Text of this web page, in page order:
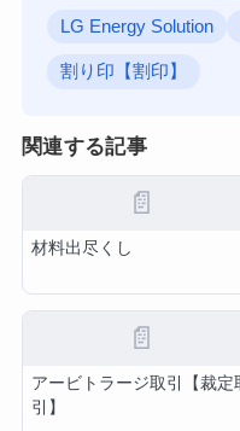
LG Energy Solution
割り印【割印】
関連する記事
📄
材料出尽くし
📄
アービトラージ取引【裁定
引】